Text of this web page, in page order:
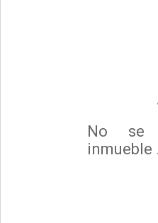
No se
inmueble .